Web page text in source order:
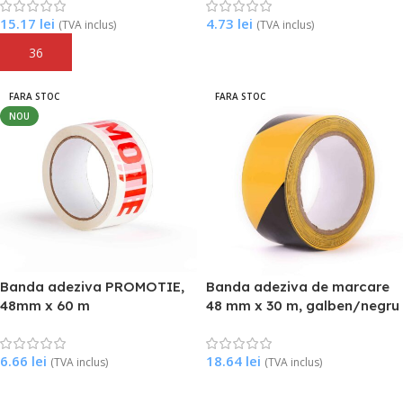
15.17 lei (TVA inclus)
Adaugă În Coș
4.73 lei (TVA inclus)
FARA STOC
NOU
Banda adeziva PROMOTIE,
48mm x 60 m
6.66 lei (TVA inclus)
FARA STOC
Banda adeziva de marcare
48 mm x 30 m, galben/negru
18.64 lei (TVA inclus)